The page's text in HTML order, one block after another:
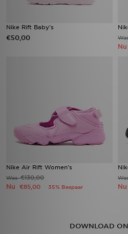
Nike Rift Baby's
€50,00
Nu
Nike Air Rift Women's
Was€130,00
Nu €85,00 35% Bespaar Nu
DOWNLOAD